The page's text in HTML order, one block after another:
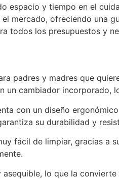
espacio y tiempo en el
mercado, ofreciendo una
todos los presupuestos y
padres y madres que
un cambiador incorporado,
con un diseño
su durabilidad y
fácil de limpiar, gracias a
lo que la